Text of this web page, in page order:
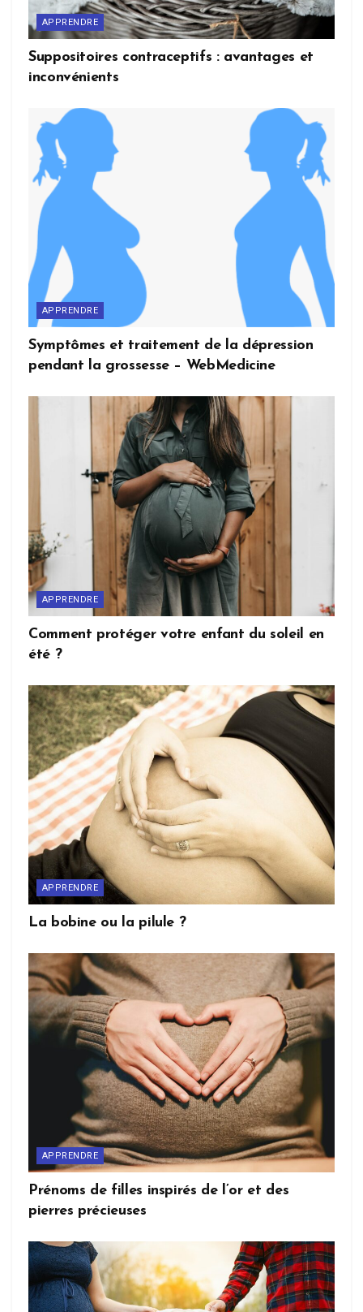
APPRENDRE
Suppositoires contraceptifs : avantages et
inconvénients
APPRENDRE
Symptômes et traitement de la dépression
pendant la grossesse – WebMedicine
APPRENDRE
Comment protéger votre enfant du soleil en
été ?
APPRENDRE
La bobine ou la pilule ?
APPRENDRE
Prénoms de filles inspirés de l’or et des
pierres précieuses